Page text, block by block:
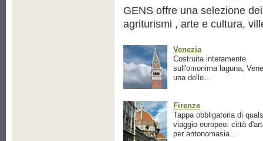
GENS offre una selezione
agriturismi , arte e cultura,
Venezia
Costruita interamente
sull'omonima laguna,
una delle...
Firenze
Tappa obbligatoria di
viaggio europeo: città
per antonomasia...